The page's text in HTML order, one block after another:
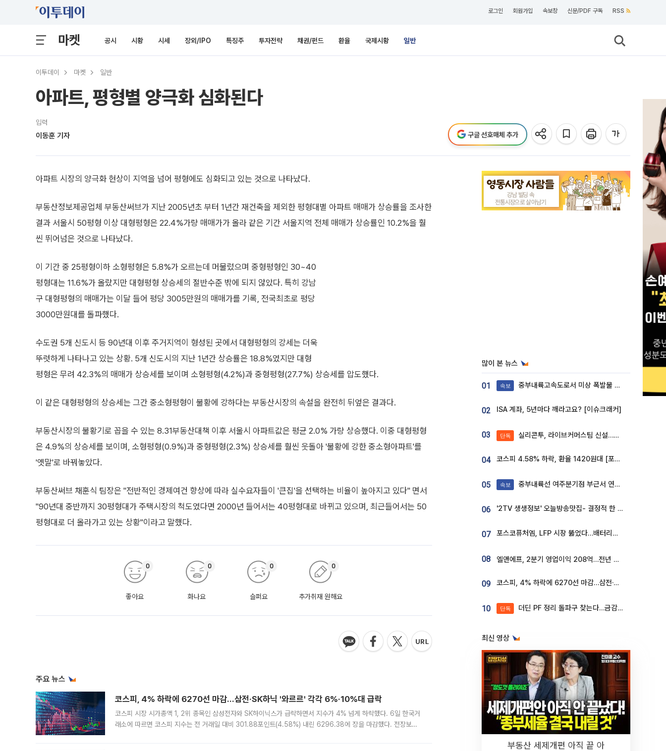
로그인 회원가입 속보창 신문/PDF 구독 RSS
마켓 공시 시황 시세 장외/IPO 특징주 투자전략 채권/펀드 환율 국제시황 일반
이투데이 마켓 일반
아파트, 평형별 양극화 심화된다
입력
이동훈 기자 구글 선호매체 추가
아파트 시장의 양극화 현상이 지역을 넘어 평형에도 심화되고 있는 것으로 나타났다.
부동산정보제공업체 부동산써브가 지난 2005년초 부터 1년간 재건축을 제외한 평형대별 아파트 매매가 상승률을 조사한
결과 서울시 50평형 이상 대형평형은 22.4%가량 매매가가 올라 같은 기간 서울지역 전체 매매가 상승률인 10.2%을 훨
씬 뛰어넘은 것으로 나타났다.
이 기간 중 25평형이하 소형평형은 5.8%가 오르는데 머물렀으며 중형평형인 30~40
평형대는 11.6%가 올랐지만 대형평형 상승세의 절반수준 밖에 되지 않았다. 특히 강남
구 대형평형의 매매가는 이달 들어 평당 3005만원의 매매가를 기록, 전국최초로 평당
3000만원대를 돌파했다.
수도권 5개 신도시 등 90년대 이후 주거지역이 형성된 곳에서 대형평형의 강세는 더욱
뚜렷하게 나타나고 있는 상황. 5개 신도시의 지난 1년간 상승률은 18.8%였지만 대형
평형은 무려 42.3%의 매매가 상승세를 보이며 소형평형(4.2%)과 중형평형(27.7%) 상승세를 압도했다.
이 같은 대형평형의 상승세는 그간 중소형평형이 불황에 강하다는 부동산시장의 속설을 완전히 뒤엎은 결과다.
부동산시장의 불황기로 꼽을 수 있는 8.31부동산대책 이후 서울시 아파트값은 평균 2.0% 가량 상승했다. 이중 대형평형
은 4.9%의 상승세를 보이며, 소형평형(0.9%)과 중형평형(2.3%) 상승세를 훨씬 웃돌아 '불황에 강한 중소형아파트'를
'옛말'로 바꿔놓았다.
부동산써브 채훈식 팀장은 "전반적인 경제여건 향상에 따라 실수요자들이 '큰집'을 선택하는 비율이 높아지고 있다" 면서
"90년대 중반까지 30평형대가 주택시장의 척도였다면 2000년 들어서는 40평형대로 바뀌고 있으며, 최근들어서는 50
평형대로 더 올라가고 있는 상황"이라고 말했다.
좋아요
0
화나요
0
슬퍼요
0
추가취재 원해요
0
주요 뉴스
코스피, 4% 하락에 6270선 마감…삼전·SK하닉 '와르르' 각각 6%·10%대 급락
코스피 시장 시가총액 1, 2위 종목인 삼성전자와 SK하이닉스가 급락하면서 지수가 4% 넘게 하락했다. 6일 한국거
래소에 따르면 코스피 지수는 전 거래일 대비 301.88포인트(4.58%) 내린 6296.38에 장을 마감했다. 전장보다
많이 본 뉴스
01 속보 중부내륙고속도로서 미상 폭발물 발견
02 ISA 계좌, 5년마다 깨라고요? [이슈크래커]
03 단독 실리콘투, 라이브커머스팀 신설…K뷰티 ‘글로벌 판매망’ 확대[K뷰티 라방戰]
04 코스피 4.58% 하락, 환율 1420원대 [포토]
05 속보 중부내륙선 여주분기점 부근서 연이은 추돌사고 발생
06 '2TV 생생정보' 오늘방송맛집- 결정적 한 수, 3종 메밀면! 메밀 소바 맛집 '의○○○○'
07 포스코퓨처엠, LFP 시장 뚫었다…배터리사와 대규모 장기 공급 합의
08 엘앤에프, 2분기 영업이익 208억…전년 比 흑자전환
09 코스피, 4% 하락에 6270선 마감…삼전·SK하닉 '와르르' 각각 6%·10%대 급락
10 단독 더딘 PF 정리 돌파구 찾는다…금감원, 1년 반 만에 매각설명회 재개
최신 영상
부동산 세제개편 아직 끝 아